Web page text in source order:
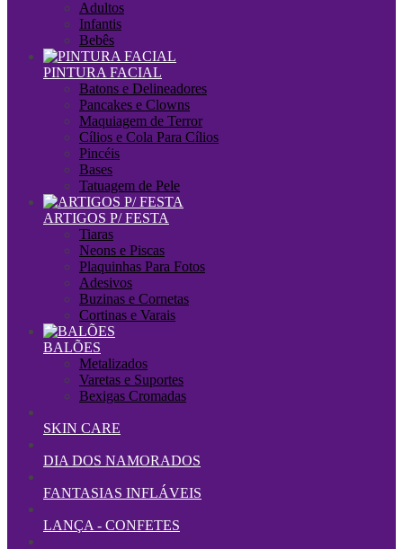
Adultos
Infantis
Bebês
PINTURA FACIAL
Batons e Delineadores
Pancakes e Clowns
Maquiagem de Terror
Cílios e Cola Para Cílios
Pincéis
Bases
Tatuagem de Pele
ARTIGOS P/ FESTA
Tiaras
Neons e Piscas
Plaquinhas Para Fotos
Adesivos
Buzinas e Cornetas
Cortinas e Varais
BALÕES
Metalizados
Varetas e Suportes
Bexigas Cromadas
SKIN CARE
DIA DOS NAMORADOS
FANTASIAS INFLÁVEIS
LANÇA - CONFETES